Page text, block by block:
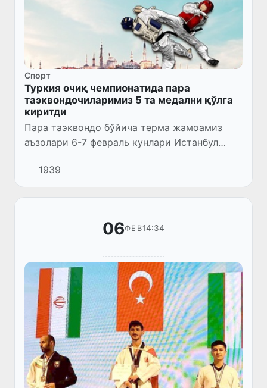
Спорт
Туркия очиқ чемпионатида пара
таэквондочиларимиз 5 та медални қўлга
киритди
Пара таэквондо бўйича терма жамоамиз
аъзолари 6-7 февраль кунлари Истанбул
шаҳрида ўтказилган Туркия очиқ
чемпионатида иштирок этди.
1939
06ФЕВ14:34